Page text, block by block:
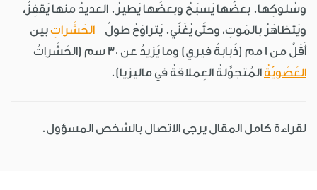
وسُلوكِها. بعضُها يَسبَحُ وبعضُها يَطيرُ. العديدُ منها يَقفِزُ،
ويَتظاهَرُ بالمَوتِ، وحتّى يُغَنّي. يَتراوَحُ طولُ الحَشَراتِبين
أَقَلَّ من 1 مم (ذُبابةُ فيري) وما يَزيدُ عن 30 سم (الحَشَراتُ
العَصَويّةُ المُتجوِّلةُ العِملاقةُ في ماليزيا).
لقراءة كامل المقال يرجى الاتصال بالشخص المسؤول.